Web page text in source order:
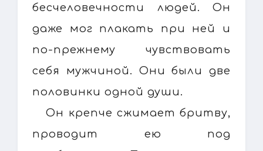
бесчеловечности людей. Он
даже мог плакать при ней и
по-прежнему чувствовать
себя мужчиной. Они были две
половинки одной души.
Он крепче сжимает бритву,
проводит ею под